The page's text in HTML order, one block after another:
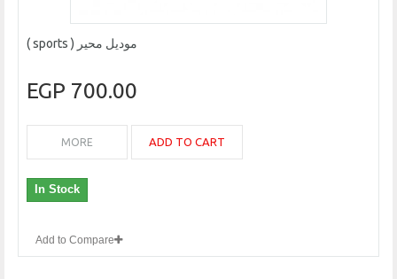
موديل محير ( sports )
700.00 EGP
ADD TO CART
MORE
In Stock
Add to Compare